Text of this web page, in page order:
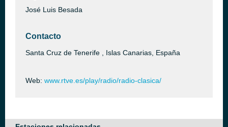
José Luis Besada
Contacto
Santa Cruz de Tenerife , Islas Canarias, España
Web: www.rtve.es/play/radio/radio-clasica/